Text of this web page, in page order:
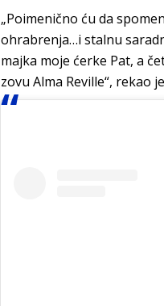
„Poimenično ću da
ohrabrenja…i stalnu
majka moje ćerke Pat, a
zovu Alma Reville“, rekao